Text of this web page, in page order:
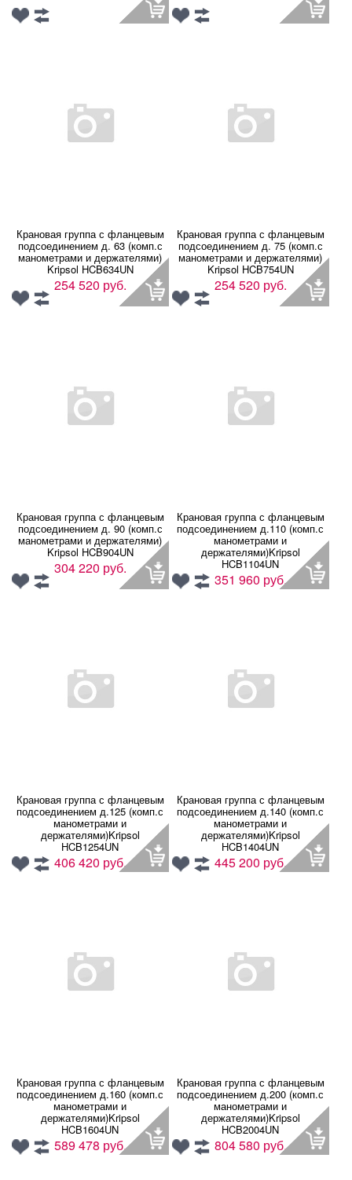
Крановая группа с фланцевым
подсоединением д. 63 (комп.с
манометрами и держателями)
Kripsol HCB634UN
254 520 руб.
Крановая группа с фланцевым
подсоединением д. 75 (комп.с
манометрами и держателями)
Kripsol HCB754UN
254 520 руб.
Крановая группа с фланцевым
подсоединением д. 90 (комп.с
манометрами и держателями)
Kripsol HCB904UN
304 220 руб.
Крановая группа с фланцевым
подсоединением д.110 (комп.с
манометрами и
держателями)Kripsol
HCB1104UN
351 960 руб.
Крановая группа с фланцевым
подсоединением д.125 (комп.с
манометрами и
держателями)Kripsol
HCB1254UN
406 420 руб.
Крановая группа с фланцевым
подсоединением д.140 (комп.с
манометрами и
держателями)Kripsol
HCB1404UN
445 200 руб.
Крановая группа с фланцевым
подсоединением д.160 (комп.с
манометрами и
держателями)Kripsol
HCB1604UN
589 478 руб.
Крановая группа с фланцевым
подсоединением д.200 (комп.с
манометрами и
держателями)Kripsol
HCB2004UN
804 580 руб.